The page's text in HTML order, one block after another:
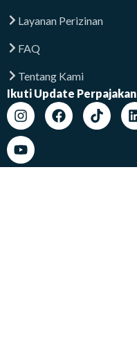
Layanan Perizinan
FAQ
Tentang Kami
Ikuti Update Perpajakan